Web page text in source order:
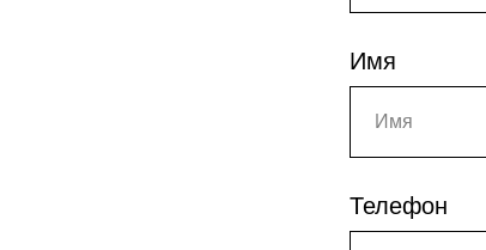
Имя
Телефон